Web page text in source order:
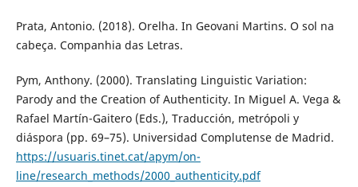
Prata, Antonio. (2018). Orelha. In Geovani Martins. O sol na
cabeça. Companhia das Letras.
Pym, Anthony. (2000). Translating Linguistic Variation:
Parody and the Creation of Authenticity. In Miguel A. Vega &
Rafael Martín-Gaitero (Eds.), Traducción, metrópoli y
diáspora (pp. 69–75). Universidad Complutense de Madrid.
https://usuaris.tinet.cat/apym/on-
line/research_methods/2000_authenticity.pdf